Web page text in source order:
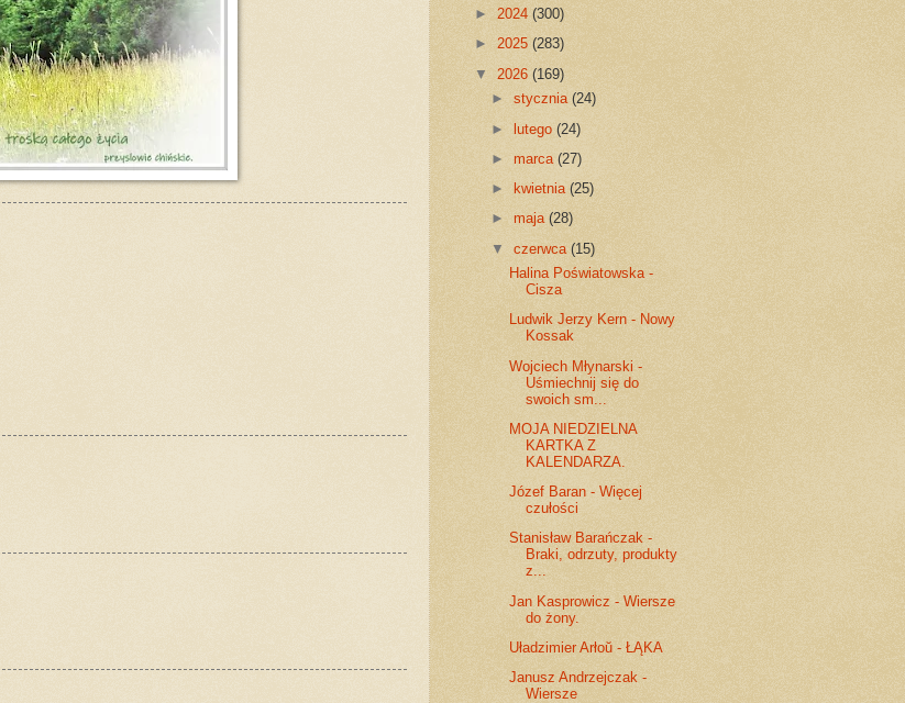
► 2024 (300)
► 2025 (283)
▼ 2026 (169)
►stycznia(24)
►lutego(24)
► marca(27)
►
kwietnia(25)
►maja(28)
▼czerwca(15)
Halina Poświatowska -
Cisza
Ludwik Jerzy Kern - Nowy
Kossak
Wojciech Młynarski -
Uśmiechnij się do
swoich sm...
MOJA NIEDZIELNA
KARTKA Z
KALENDARZA.
Józef Baran - Więcej
czułości
Stanisław Barańczak -
Braki, odrzuty, produkty
z...
Jan Kasprowicz - Wiersze
do żony.
Uładzimier Arłoŭ - ŁĄKA
Janusz Andrzejczak -
Wiersze